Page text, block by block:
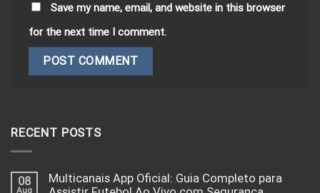
Save my name, email, and website in this browser
for the next time I comment.
RECENT POSTS
08
Aug
Multicanais App Oficial: Guia Completo para